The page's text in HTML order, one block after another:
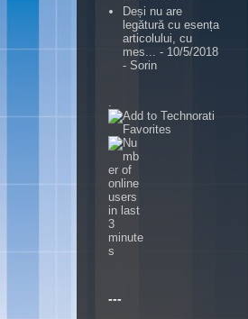
Deși nu are
legătură cu esența
articolului, cu
mes... - 10/5/2018
- Sorin
---